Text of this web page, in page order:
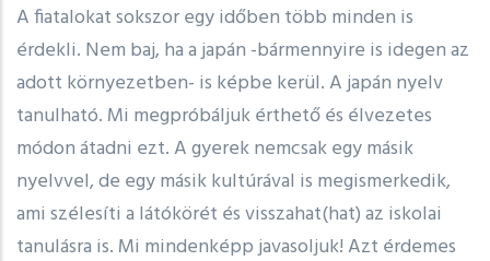
A fiatalokat sokszor egy időben több minden is
érdekli. Nem baj, ha a japán -bármennyire is idegen az
adott környezetben- is képbe kerül. A japán nyelv
tanulható. Mi megpróbáljuk érthető és élvezetes
módon átadni ezt. A gyerek nemcsak egy másik
nyelvvel, de egy másik kultúrával is megismerkedik,
ami szélesíti a látókörét és visszahat(hat) az iskolai
tanulásra is. Mi mindenképp javasoljuk! Azt érdemes